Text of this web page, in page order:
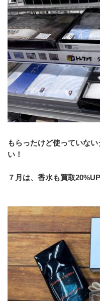
もらったけど使っていな
い！
７月は、香水も買取